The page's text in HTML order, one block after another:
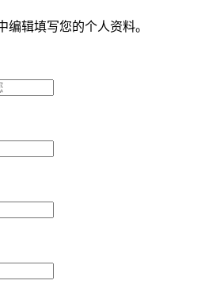
编辑填写您的个人资料。